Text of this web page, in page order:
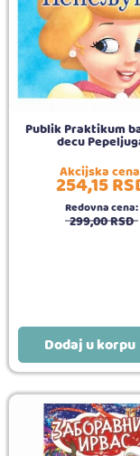
Publik Praktikum
decu
Akcijska
254,15
Redovna cena:
299,00RSD
Dodaj u korpu